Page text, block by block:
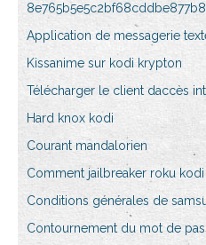
Application de messagerie
Kissanime sur kodi krypton
Télécharger le client daccès
Hard knox kodi
Courant mandalorien
Comment jailbreaker roku kodi
Conditions générales de
Contournement du mot de